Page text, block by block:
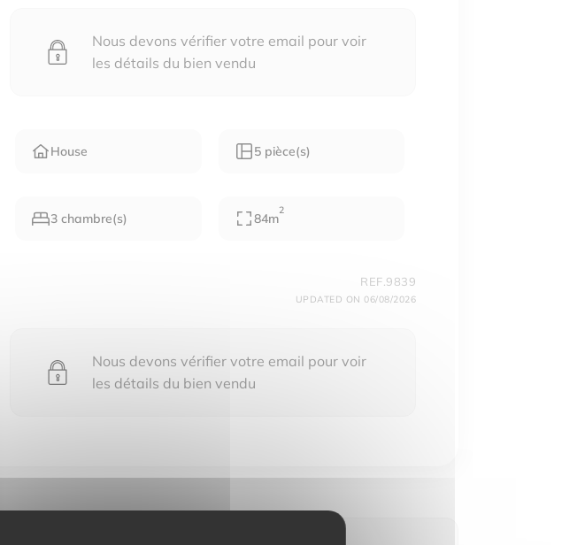
Nous devons vérifier votre email pour voir
les détails du bien vendu
House 5 pièce(s)
3 chambre(s) 84m
2
REF.9839
UPDATED ON 06/08/2026
Nous devons vérifier votre email pour voir
les détails du bien vendu